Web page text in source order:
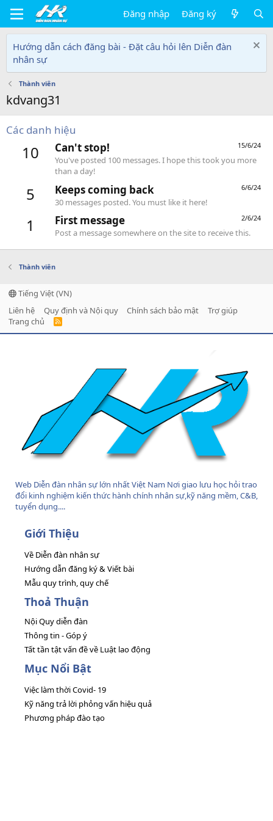
Đăng nhập Đăng ký
Hướng dẫn cách đăng bài - Đặt câu hỏi lên Diễn đàn
nhân sự
Thành viên
kdvang31
Các danh hiệu
10 15/6/24
Can't stop!
You've posted 100 messages. I hope this took you more
than a day!
5 6/6/24
Keeps coming back
30 messages posted. You must like it here!
1 2/6/24
First message
Post a message somewhere on the site to receive this.
Thành viên
Tiếng Việt (VN)
Liên hệ
Quy định và Nội quy Chính sách bảo mật
Trợ giúp
Trang chủ
R
Web Diễn đàn nhân sự lớn nhất Việt Nam Nơi giao lưu học hỏi trao
đổi kinh nghiệm kiến thức hành chính nhân sự,kỹ năng mềm, C&B,
tuyển dụng....
Giới Thiệu
Về Diễn đàn nhân sự
Hướng dẫn đăng ký & Viết bài
Mẫu quy trình, quy chế
Thoả Thuận
Nội Quy diễn đàn
Thông tin - Góp ý
Tất tần tật vấn đề về Luật lao động
Mục Nổi Bật
Việc làm thời Covid- 19
Kỹ năng trả lời phỏng vấn hiệu quả
Phương pháp đào tạo